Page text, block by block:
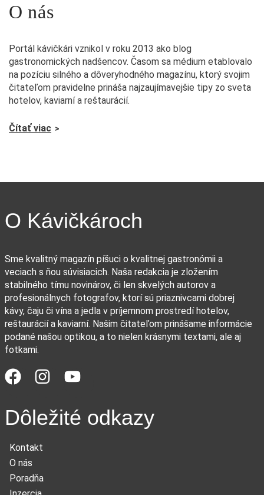
O nás
Portál kávičkári vznikol v roku 2013 ako blog
gastronomických nadšencov. Časom sa médium etablovalo
na pozíciu silného a dôveryhodného magazínu, ktorý svojim
čitateľom pravidelne prináša najzaujímavejšie tipy zo sveta
hotelov, kaviarní a reštaurácií.
Čítať viac
O Kávičkároch
Sme kvalitný magazín píšuci o kvalitnej gastronómii a
veciach s ňou súvisiacich. Naša redakcia je zložením
stabilného tímu novinárov, či len skvelých autorov a
profesionálnych fotografov, ktorí sú priaznivcami dobrej
kávy, čaju či vína a jedla v príjemnom prostredí hotelov,
reštaurácií a kaviarní. Našim čitateľom prinášame informácie
podané našou optikou, a to nielen krásnymi textami, ale aj
fotkami.
Dôležité odkazy
Kontakt
O nás
Poradňa